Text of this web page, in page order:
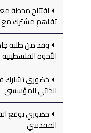
افتتاح محطة
تفاهم مشترك مع
وفد من طلبة
الأخوة الفلسطينية
خضوري تشارك
الذاتي المؤسسي
خضوري توقع
المقدسي